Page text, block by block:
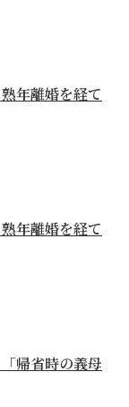
年離婚を経て
年離婚を経て
帰省時の義母